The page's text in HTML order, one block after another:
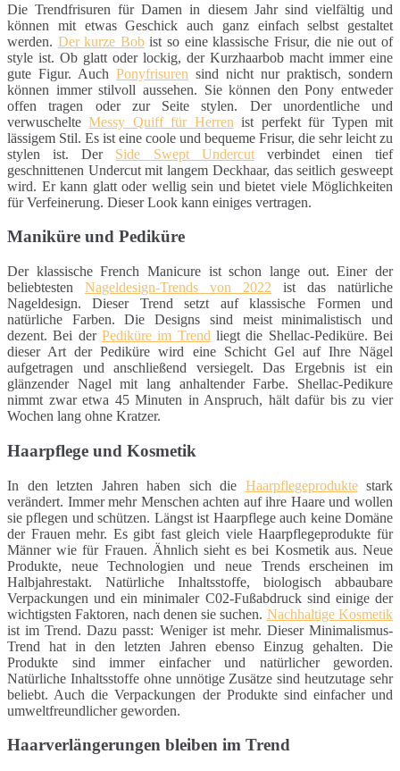
Die Trendfrisuren für Damen in diesem Jahr sind vielfältig und
können mit etwas Geschick auch ganz einfach selbst gestaltet
werden. Der kurze Bobist so eine klassische Frisur, die nie out of
style ist. Ob glatt oder lockig, der Kurzhaarbob macht immer eine
gute Figur. Auch Ponyfrisuren sind nicht nur praktisch, sondern
können immer stilvoll aussehen. Sie können den Pony entweder
offen tragen oder zur Seite stylen. Der unordentliche und
verwuschelteMessy Quiff für Herren ist perfekt für Typen mit
lässigem Stil. Es ist eine coole und bequeme Frisur, die sehr leicht zu
stylen ist. Der Side Swept Undercutverbindet einen tief
geschnittenen Undercut mit langem Deckhaar, das seitlich gesweept
wird. Er kann glatt oder wellig sein und bietet viele Möglichkeiten
für Verfeinerung. Dieser Look kann einiges vertragen.
Maniküre und Pediküre
Der klassische French Manicure ist schon lange out. Einer der
beliebtesten Nageldesign-Trends von 2022 ist das natürliche
Nageldesign. Dieser Trend setzt auf klassische Formen und
natürliche Farben. Die Designs sind meist minimalistisch und
dezent. Bei der Pediküre im Trend liegt die Shellac-Pediküre. Bei
dieser Art der Pediküre wird eine Schicht Gel auf Ihre Nägel
aufgetragen und anschließend versiegelt. Das Ergebnis ist ein
glänzender Nagel mit lang anhaltender Farbe. Shellac-Pedikure
nimmt zwar etwa 45 Minuten in Anspruch, hält dafür bis zu vier
Wochen lang ohne Kratzer.
Haarpflege und Kosmetik
In den letzten Jahren haben sich die Haarpflegeproduktestark
verändert. Immer mehr Menschen achten auf ihre Haare und wollen
sie pflegen und schützen. Längst ist Haarpflege auch keine Domäne
der Frauen mehr. Es gibt fast gleich viele Haarpflegeprodukte für
Männer wie für Frauen. Ähnlich sieht es bei Kosmetik aus. Neue
Produkte, neue Technologien und neue Trends erscheinen im
Halbjahrestakt. Natürliche Inhaltsstoffe, biologisch abbaubare
Verpackungen und ein minimaler C02-Fußabdruck sind einige der
wichtigsten Faktoren, nach denen sie suchen. Nachhaltige Kosmetik
ist im Trend. Dazu passt: Weniger ist mehr. Dieser Minimalismus-
Trend hat in den letzten Jahren ebenso Einzug gehalten. Die
Produkte sind immer einfacher und natürlicher geworden.
Natürliche Inhaltsstoffe ohne unnötige Zusätze sind heutzutage sehr
beliebt. Auch die Verpackungen der Produkte sind einfacher und
umweltfreundlicher geworden.
Haarverlängerungen bleiben im Trend